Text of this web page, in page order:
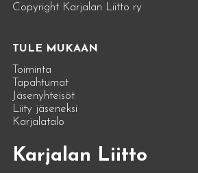
Copyright Karjalan Liitto ry
TULE MUKAAN
Toiminta
Tapahtumat
Jäsenyhteisöt
Liity jäseneksi
Karjalatalo
Karjalan Liitto